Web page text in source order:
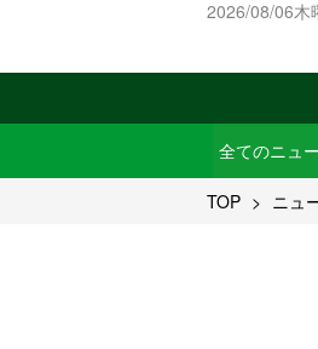
2026/08/06木
全てのニュ
TOP ニュ